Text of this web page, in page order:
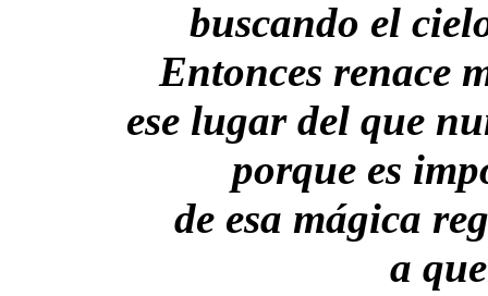
buscando el
Entonces renace
ese lugar del que
porque es
de esa mágica
a